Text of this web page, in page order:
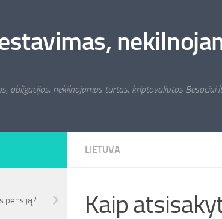
obligacijos, nekilnojamas turtas, kriptovaliutos Besociai.lt
LIETUVA
Kaip
pensiją?